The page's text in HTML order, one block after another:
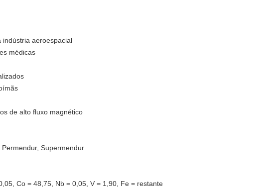
indústria aeroespacial
médicas
de alto fluxo magnético
Supermendur
Co = 48,75, Nb = 0,05, V = 1,90, Fe = restante